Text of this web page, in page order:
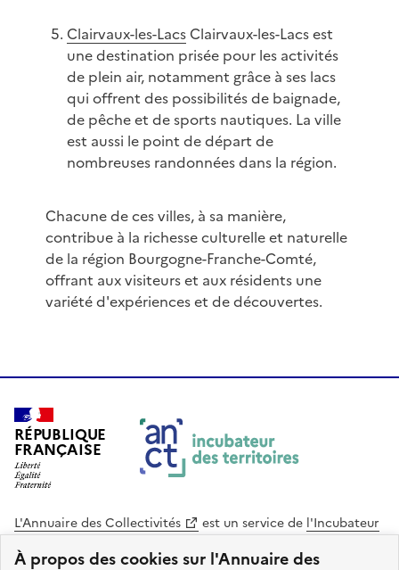
À propos des cookies sur l'Annuaire des
Clairvaux-les-LacsClairvaux-les-Lacs est
une destination prisée pour les activités
de plein air, notamment grâce à ses lacs
qui offrent des possibilités de baignade,
de pêche et de sports nautiques. La ville
est aussi le point de départ de
nombreuses randonnées dans la région.
Chacune de ces villes, à sa manière,
contribue à la richesse culturelle et naturelle
de la région Bourgogne-Franche-Comté,
offrant aux visiteurs et aux résidents une
variété d'expériences et de découvertes.
RÉPUBLIQUE
FRANÇAISE
L'Annuaire des Collectivités est un service de l'Incubateur
des Territoires
Cohésion des Territoires
. Le code source de ce site web